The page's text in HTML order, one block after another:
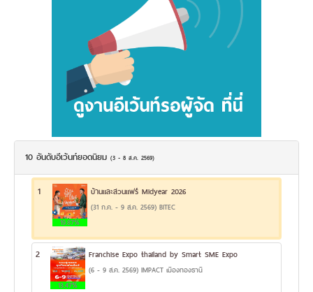
10 อันดับอีเว้นท์ยอดนิยม (3 - 8 ส.ค. 2569)
1
19.87%
บ้านและสวนแฟร์ Midyear 2026
(31 ก.ค. - 9 ส.ค. 2569) BITEC
2
13.47%
Franchise Expo thailand by Smart SME Expo
(6 - 9 ส.ค. 2569) IMPACT เมืองทองธานี